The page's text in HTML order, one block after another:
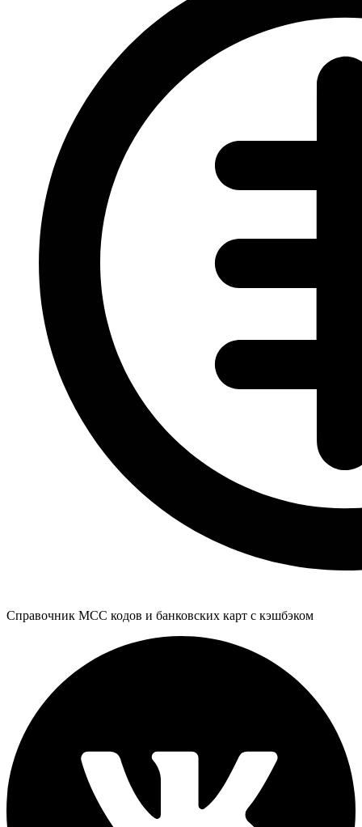
Справочник MCC кодов и банковских карт с кэшбэком